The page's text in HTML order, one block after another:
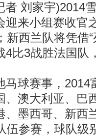
者 刘家宇)2014
迎来小组赛收官
西兰队将凭借
4比3战胜法国队
球赛事，2014
、澳大利亚、巴
、墨西哥、新西
伍参赛，球队级